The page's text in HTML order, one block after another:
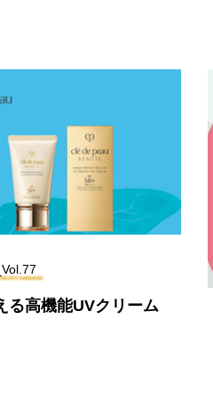
る高機能UVクリーム